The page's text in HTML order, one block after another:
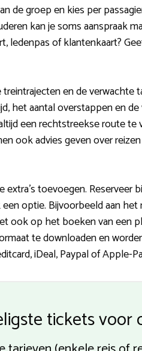
de groep en kies per
kan je soms aanspraak
ledenpas of klantenkaart?
en de verwachte
het aantal overstappen en
een rechtstreekse route
ook advies geven over
extra’s toevoegen.
optie. Bijvoorbeeld aan
ook op het boeken van een
te downloaden en
iDeal, Paypal of Apple-
tickets voor